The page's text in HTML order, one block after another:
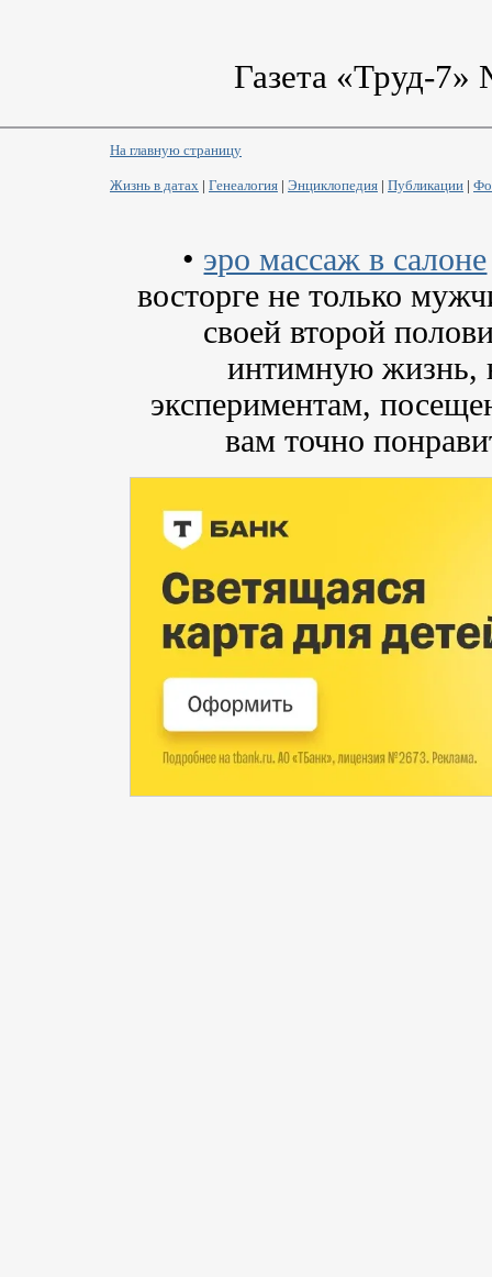
Газета «Труд-
На главную страницу
Жизнь в датах | Генеалогия | Энциклопедия | Публикации |
• эро массаж в салоне
восторге не только
своей второй
интимную жизнь,
экспериментам,
вам точно